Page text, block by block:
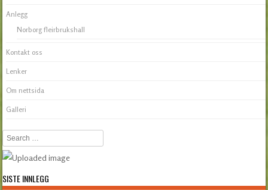
Anlegg
Norborg fleirbrukshall
Kontakt oss
Lenker
Om nettsida
Galleri
Search
SISTE INNLEGG